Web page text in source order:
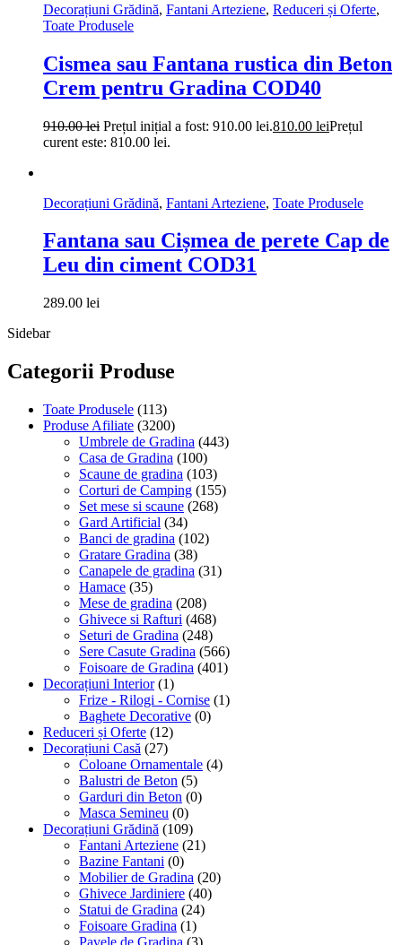
Decorațiuni Grădină, Fantani Arteziene, Reduceri și Oferte,
Toate Produsele
Cismea sau Fantana rustica din Beton
Crem pentru Gradina COD40
910.00lei Prețul inițial a fost: 910.00 lei.810.00 leiPrețul
curent este: 810.00 lei.
Decorațiuni Grădină, Fantani Arteziene, Toate Produsele
Fantana sau Cișmea de perete Cap de
Leu din ciment COD31
289.00 lei
Sidebar
Categorii Produse
Toate Produsele (113)
Produse Afiliate (3200)
Umbrele de Gradina (443)
Casa de Gradina (100)
Scaune de gradina (103)
Corturi de Camping (155)
Set mese si scaune (268)
Gard Artificial (34)
Banci de gradina (102)
Gratare Gradina (38)
Canapele de gradina (31)
Hamace (35)
Mese de gradina (208)
Ghivece si Rafturi (468)
Seturi de Gradina (248)
Sere Casute Gradina (566)
Foisoare de Gradina (401)
Decorațiuni Interior (1)
Frize - Rilogi - Cornise (1)
Baghete Decorative (0)
Reduceri și Oferte (12)
Decorațiuni Casă (27)
Coloane Ornamentale (4)
Balustri de Beton (5)
Garduri din Beton (0)
Masca Semineu (0)
Decorațiuni Grădină (109)
Fantani Arteziene (21)
Bazine Fantani (0)
Mobilier de Gradina (20)
Ghivece Jardiniere (40)
Statui de Gradina (24)
Foisoare Gradina (1)